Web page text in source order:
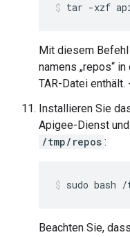
tar -xzf
Mit diesem
namens „repos“
TAR-Datei
Installieren Sie
Apigee-Dienst
/tmp/repos :
sudo bash
Beachten Sie,